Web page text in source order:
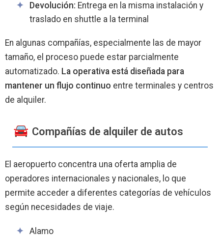
Devolución: Entrega en la misma instalación y
traslado en shuttle a la terminal
En algunas compañías, especialmente las de mayor
tamaño, el proceso puede estar parcialmente
automatizado. La operativa está diseñada para
mantener un flujo continuo entre terminales y centros
de alquiler.
Compañías de alquiler de autos
El aeropuerto concentra una oferta amplia de
operadores internacionales y nacionales, lo que
permite acceder a diferentes categorías de vehículos
según necesidades de viaje.
Alamo